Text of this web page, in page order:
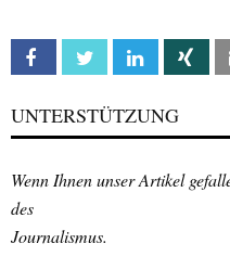
Facebook Twitter Linkedin
UNTERSTÜTZUNG
Wenn Ihnen unser Artikel
des
Journalismus.